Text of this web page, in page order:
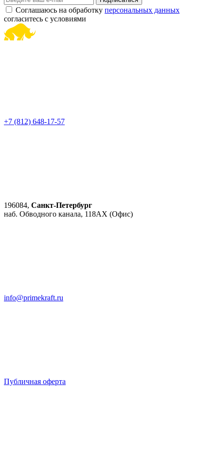
Соглашаюсь на обработку персональных данных
согласитесь с условиями
+7 (812) 648-17-57
196084, Санкт-Петербург
наб. Обводного канала, 118АХ (Офис)
info@primekraft.ru
Публичная оферта